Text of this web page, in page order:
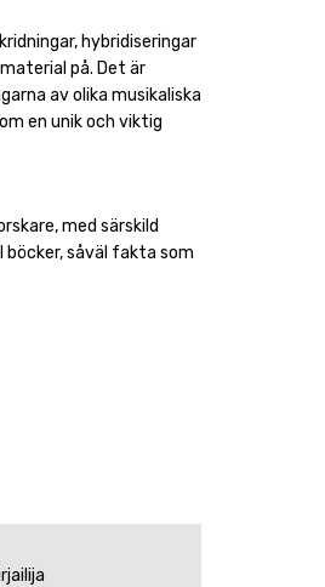
hybridiseringar
på. Det är
av olika musikaliska
en unik och viktig
med särskild
såväl fakta som